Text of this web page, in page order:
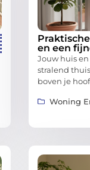
en een
Jouw huis
stralend
boven je
Woning